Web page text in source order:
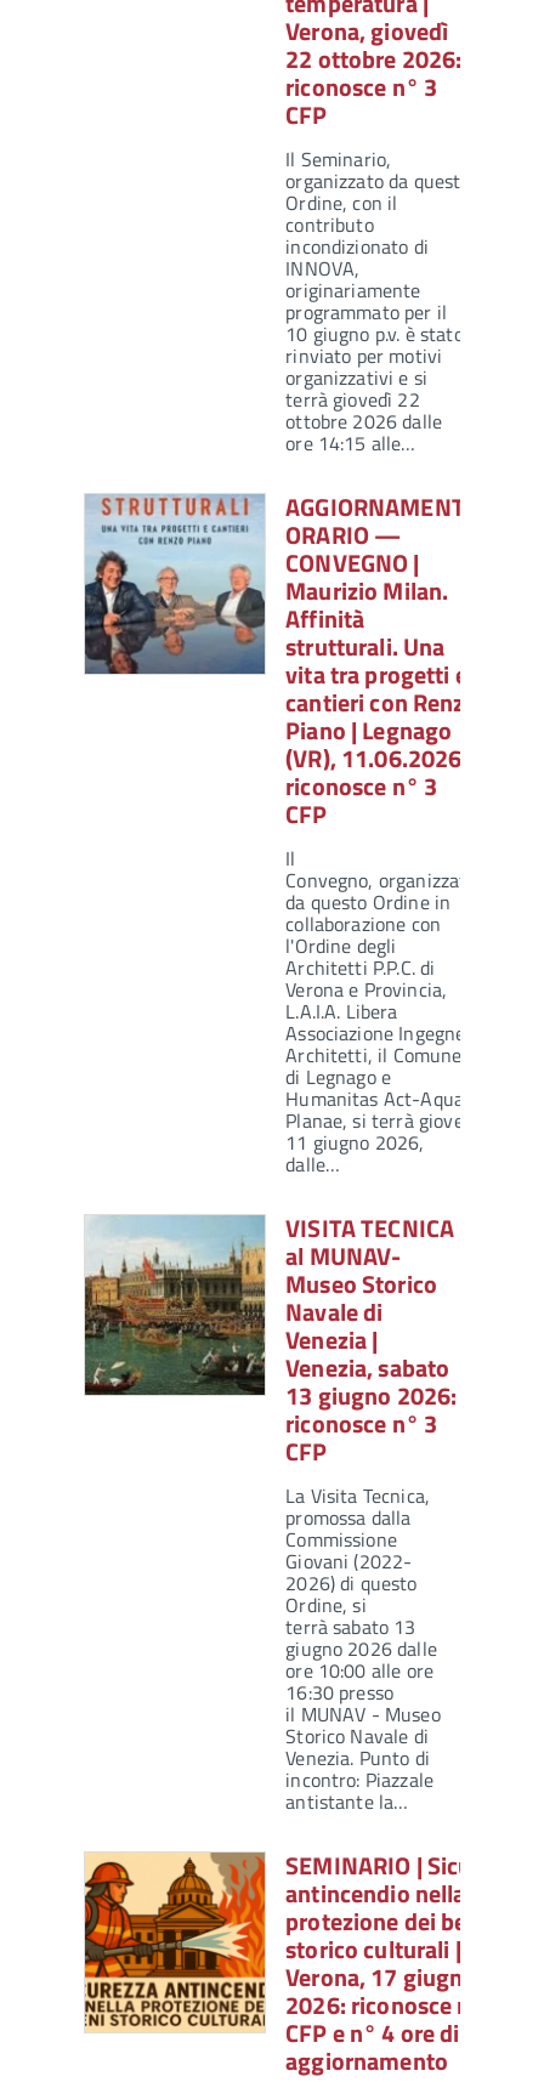
Verona, giovedì
22 ottobre 2026:
riconosce n° 3
CFP
Il Seminario,
organizzato da questo
Ordine, con il
contributo
incondizionato di
INNOVA,
originariamente
programmato per il
10 giugno p.v. è stato
rinviato per motivi
organizzativi e si
terrà giovedì 22
ottobre 2026 dalle
ore 14:15 alle…
AGGIORNAMENTO
ORARIO —
CONVEGNO |
Maurizio Milan.
Affinità
strutturali. Una
vita tra progetti e
cantieri con Renzo
Piano | Legnago
(VR), 11.06.2026:
riconosce n° 3
CFP
Il
Convegno, organizzato
da questo Ordine in
collaborazione con
l'Ordine degli
Architetti P.P.C. di
Verona e Provincia,
L.A.I.A. Libera
Associazione Ingegneri
Architetti, il Comune
di Legnago e
Humanitas Act-Aquae
Planae, si terrà giovedì
11 giugno 2026,
dalle…
VISITA TECNICA
al MUNAV-
Museo Storico
Navale di
Venezia |
Venezia, sabato
13 giugno 2026:
riconosce n° 3
CFP
La Visita Tecnica,
promossa dalla
Commissione
Giovani (2022-
2026) di questo
Ordine, si
terrà sabato 13
giugno 2026 dalle
ore 10:00 alle ore
16:30 presso
il MUNAV - Museo
Storico Navale di
Venezia. Punto di
incontro: Piazzale
antistante la…
SEMINARIO | Sicurezza
antincendio nella
protezione dei beni
storico culturali |
Verona, 17 giugno
2026: riconosce n° 4
CFP e n° 4 ore di
aggiornamento